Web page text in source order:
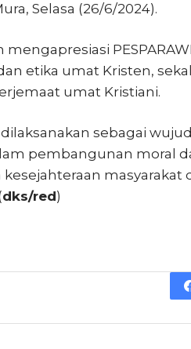
Selasa (26/6/2024).
etika umat Kristen,
umat Kristiani.
sebagai
pembangunan moral
masyarakat
dks/red)